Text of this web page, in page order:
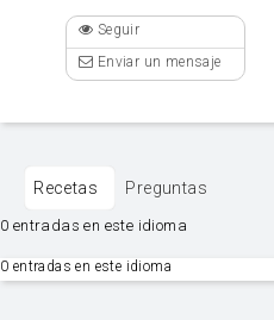
Seguir
Enviar un mensaje
Recetas Preguntas
0 entradas en este idioma
0 entradas en este idioma